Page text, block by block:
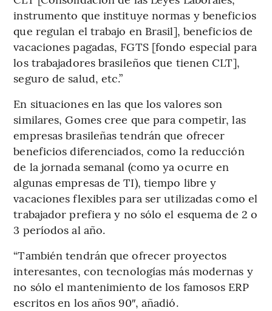
instrumento que instituye normas y beneficios
que regulan el trabajo en Brasil], beneficios de
vacaciones pagadas, FGTS [fondo especial para
los trabajadores brasileños que tienen CLT],
seguro de salud, etc.”
En situaciones en las que los valores son
similares, Gomes cree que para competir, las
empresas brasileñas tendrán que ofrecer
beneficios diferenciados, como la reducción
de la jornada semanal (como ya ocurre en
algunas empresas de TI), tiempo libre y
vacaciones flexibles para ser utilizadas como el
trabajador prefiera y no sólo el esquema de 2 o
3 períodos al año.
“También tendrán que ofrecer proyectos
interesantes, con tecnologías más modernas y
no sólo el mantenimiento de los famosos ERP
escritos en los años 90″, añadió.